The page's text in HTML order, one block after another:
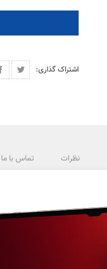
اشتراک گذاری:
نظرات تماس با ما